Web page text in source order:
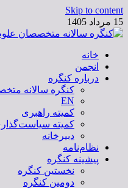
Skip to content
15 مرداد 1405
کنگره سالانه متخصصان علوم
خانه
انجمن
درباره کنگره
کنگره سالانه
EN
کمیته راهبری
کمیته
دبیرخانه
نظام‌نامه
پیشینه کنگره
نخستین کنگره
دومین کنگره